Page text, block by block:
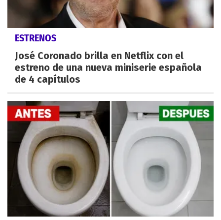
ESTRENOS
José Coronado brilla en Netflix con el
estreno de una nueva miniserie española
de 4 capítulos